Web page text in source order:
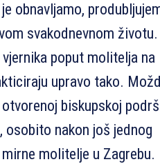
obnavljamo,
svakodnevnom životu.
poput molitelja na
upravo tako.
biskupskoj
nakon još jednog
molitelje u Zagrebu.